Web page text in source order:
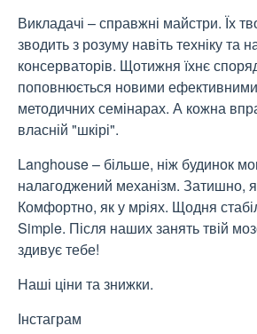
Викладачі – справжні майстри. Їх
зводить з розуму навіть техніку та
консерваторів. Щотижня їхнє
поповнюється новими
методичних семінарах. А кожна
власній "шкірі".
Langhouse – більше, ніж будинок
налагоджений механізм. Затишно,
Комфортно, як у мріях. Щодня
Simple. Після наших занять твій
здивує тебе!
Наші ціни та знижки.
Інстаграм